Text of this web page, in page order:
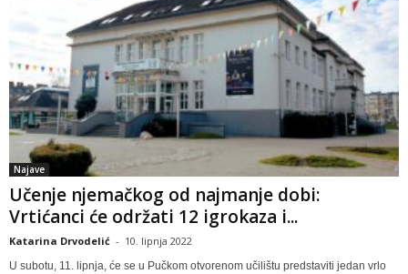
Najave
Učenje njemačkog od najmanje dobi:
Vrtićanci će održati 12 igrokaza i...
Katarina Drvodelić - 10. lipnja 2022
U subotu, 11. lipnja, će se u Pučkom otvorenom učilištu predstaviti jedan vrlo